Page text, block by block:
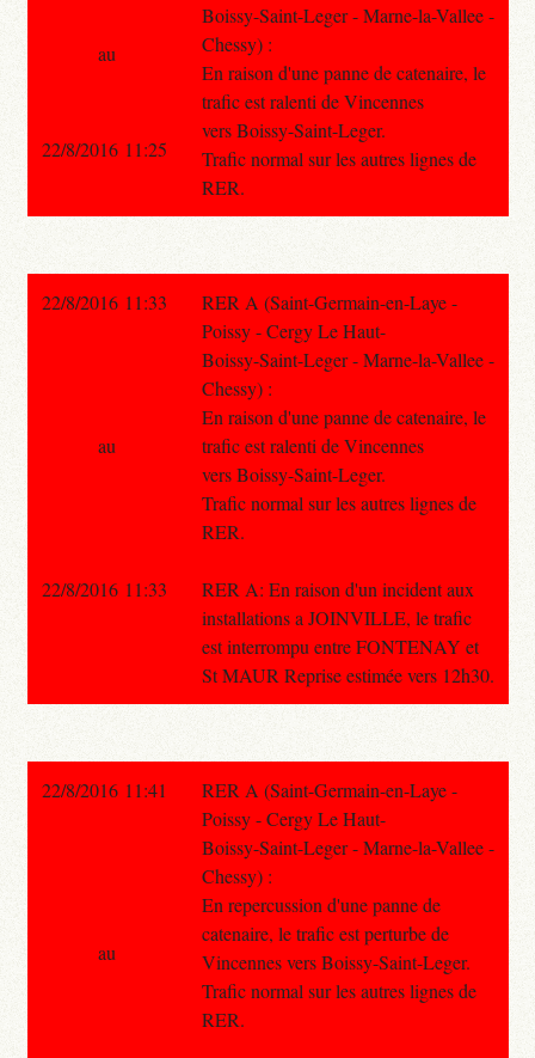
Boissy-Saint-Leger - Marne-la-Vallee -
Chessy) :
En raison d'une panne de catenaire, le
trafic est ralenti de Vincennes
vers Boissy-Saint-Leger.
Trafic normal sur les autres lignes de
RER.
au
22/8/2016 11:25
22/8/2016 11:33
RER A (Saint-Germain-en-Laye -
Poissy - Cergy Le Haut-
Boissy-Saint-Leger - Marne-la-Vallee -
Chessy) :
En raison d'une panne de catenaire, le
trafic est ralenti de Vincennes
vers Boissy-Saint-Leger.
Trafic normal sur les autres lignes de
RER.
RER A: En raison d'un incident aux
installations a JOINVILLE, le trafic
est interrompu entre FONTENAY et
St MAUR Reprise estimée vers 12h30.
au
22/8/2016 11:33
22/8/2016 11:41
RER A (Saint-Germain-en-Laye -
Poissy - Cergy Le Haut-
Boissy-Saint-Leger - Marne-la-Vallee -
Chessy) :
En repercussion d'une panne de
catenaire, le trafic est perturbe de
Vincennes vers Boissy-Saint-Leger.
Trafic normal sur les autres lignes de
RER.
au